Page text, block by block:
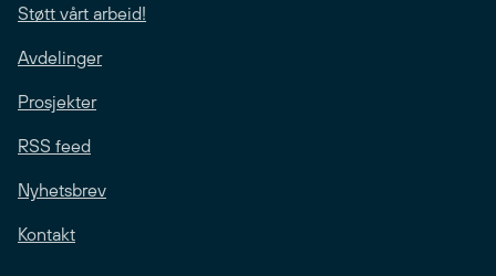
Støtt vårt arbeid!
Avdelinger
Prosjekter
RSS feed
Nyhetsbrev
Kontakt